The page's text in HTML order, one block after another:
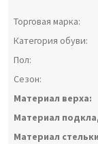
Торговая марка:
Категория обуви:
Пол:
Сезон:
Материал верха:
Материал
Материал